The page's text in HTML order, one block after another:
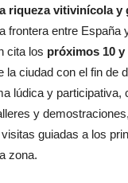
riqueza vitivinícola y
frontera entre España
cita los próximos 10 y
la ciudad con el fin de
lúdica y participativa,
y
guiadas a los
zona.